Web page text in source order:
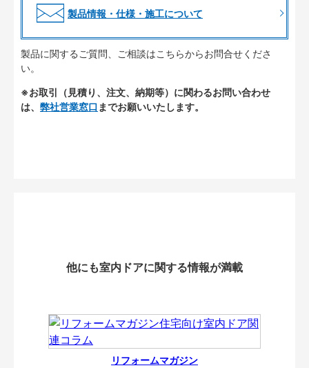
製品情報・仕様・施工について
製品に関するご質問、ご相談はこちらからお問合せくださ
い。
※お取引（見積り、注文、納期等）に関わるお問い合わせ
は、 弊社営業窓口 までお願いいたします。
他にも室内ドアに関する情報が満載
リフォームマガジン